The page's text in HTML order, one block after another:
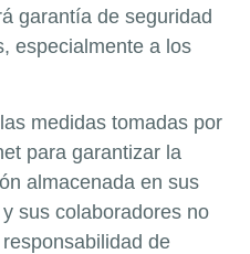
garantía de seguridad
especialmente a los
medidas tomadas por
para garantizar la
almacenada en sus
sus colaboradores no
de